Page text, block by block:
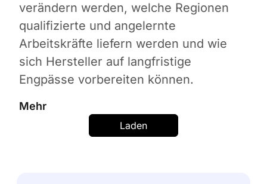
verändern werden, welche Regionen
qualifizierte und angelernte
Arbeitskräfte liefern werden und wie
sich Hersteller auf langfristige
Engpässe vorbereiten können.
Mehr
Laden